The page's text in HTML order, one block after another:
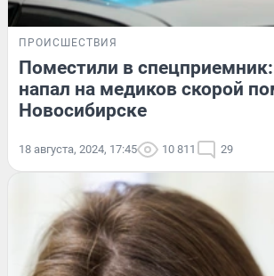
ПРОИСШЕСТВИЯ
Поместили в
напал на медиков скорой
Новосибирске
18 августа, 2024, 17:45 10 811 29